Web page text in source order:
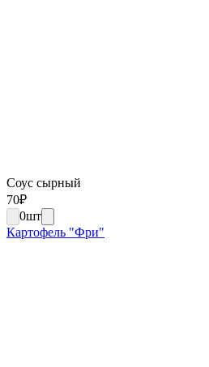
Соус сырный
70₽
0шт
Картофель "Фри"